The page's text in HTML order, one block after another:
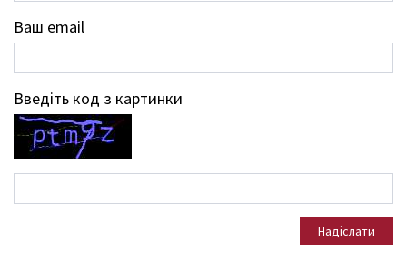
Ваш email
Введіть код з картинки
Надіслати